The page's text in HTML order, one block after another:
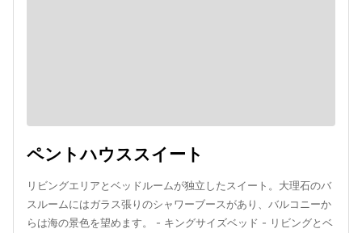
ペントハウススイート
リビングエリアとベッドルームが独立したスイート。大理石のバ
スルームにはガラス張りのシャワーブースがあり、バルコニーか
らは海の景色を望めます。 - キングサイズベッド - リビングとベ